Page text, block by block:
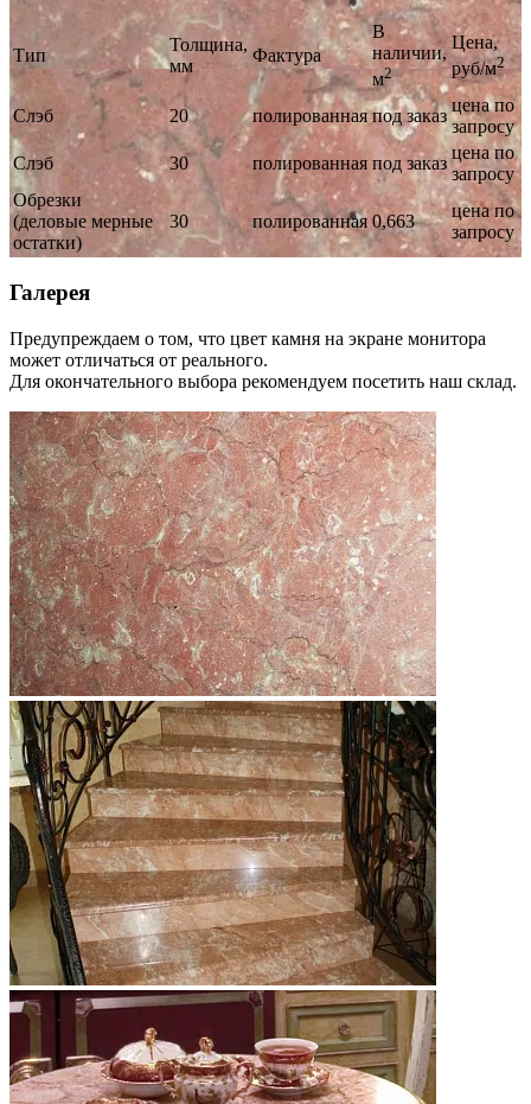
Тип
Толщина,
мм
Фактура
В
наличии,
м2
Цена,
руб/м2
Слэб 20 полированная под заказ
цена по
запросу
Слэб
30 полированная под заказ
цена по
запросу
Обрезки
(деловые мерные
остатки)
30 полированная 0,663
цена по
запросу
Галерея
Предупреждаем о том, что цвет камня на экране монитора
может отличаться от реального.
Для окончательного выбора рекомендуем посетить наш склад.